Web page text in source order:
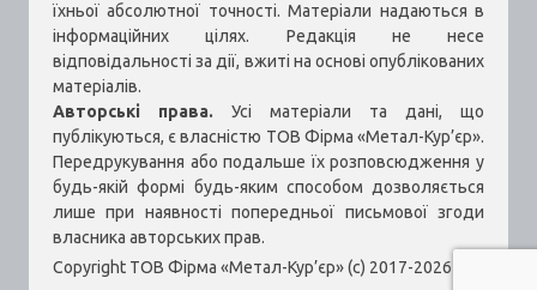
їхньої абсолютної точності. Матеріали надаються в
інформаційних цілях. Редакція не несе
відповідальності за дії, вжиті на основі опублікованих
матеріалів.
Авторські права. Усі матеріали та дані, що
публікуються, є власністю ТОВ Фірма «Метал-Кур’єр».
Передрукування або подальше їх розповсюдження у
будь-якій формі будь-яким способом дозволяється
лише при наявності попередньої письмової згоди
власника авторських прав.
Copyright ТОВ Фірма «Метал-Кур’єр» (c) 2017-2026